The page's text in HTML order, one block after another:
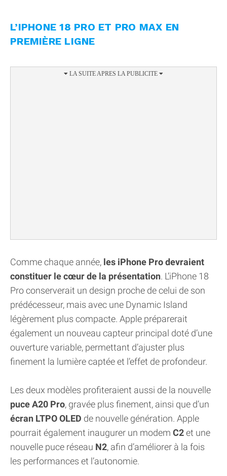
L’IPHONE 18 PRO ET PRO MAX EN
PREMIÈRE LIGNE
Comme chaque année, les iPhone Pro devraient
constituer le cœur de la présentation. L’iPhone 18
Pro conserverait un design proche de celui de son
prédécesseur, mais avec une Dynamic Island
légèrement plus compacte. Apple préparerait
également un nouveau capteur principal doté d’une
ouverture variable, permettant d’ajuster plus
finement la lumière captée et l’effet de profondeur.
Les deux modèles profiteraient aussi de la nouvelle
puce A20 Pro, gravée plus finement, ainsi que d’un
écran LTPO OLED de nouvelle génération. Apple
pourrait également inaugurer un modem C2et une
nouvelle puce réseau N2, afin d’améliorer à la fois
les performances et l’autonomie.